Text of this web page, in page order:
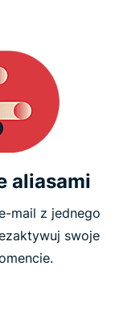
aliasami
mail z jednego
swoje